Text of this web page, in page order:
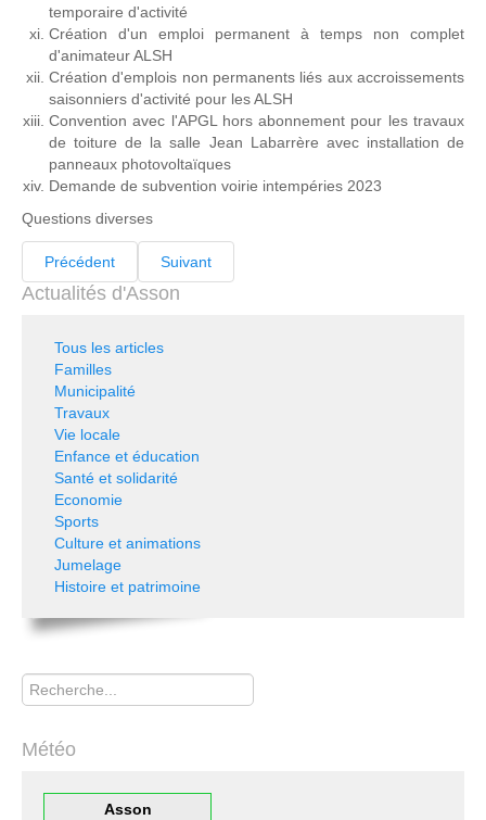
temporaire d'activité
Création d'un emploi permanent à temps non complet
d'animateur ALSH
Création d'emplois non permanents liés aux accroissements
saisonniers d'activité pour les ALSH
Convention avec l'APGL hors abonnement pour les travaux
de toiture de la salle Jean Labarrère avec installation de
panneaux photovoltaïques
Demande de subvention voirie intempéries 2023
Questions diverses
Précédent Suivant
Actualités d'Asson
Tous les articles
Familles
Municipalité
Travaux
Vie locale
Enfance et éducation
Santé et solidarité
Economie
Sports
Culture et animations
Jumelage
Histoire et patrimoine
Rechercher
Météo
Asson